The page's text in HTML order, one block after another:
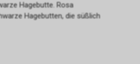
Hagebutte. Rosa
Hagebutten, die süßlich